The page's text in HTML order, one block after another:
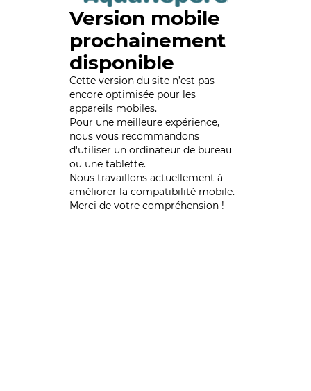
Version mobile
prochainement
disponible
Cette version du site n’est pas
encore optimisée pour les
appareils mobiles.
Pour une meilleure expérience,
nous vous recommandons
d'utiliser un ordinateur de bureau
ou une tablette.
Nous travaillons actuellement à
améliorer la compatibilité mobile.
Merci de votre compréhension !